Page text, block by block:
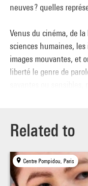
neuves ? quelles
Venus du cinéma, de
sciences humaines,
images mouvantes, et
liberté le genre de
savantes ou sensibles,
Related to
Centre Pompidou, Paris